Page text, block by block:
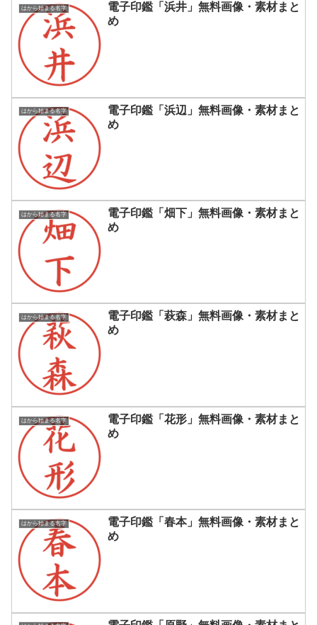
はから始まる名字
電子印鑑「浜井」無料画像・素材まと
め
はから始まる名字
電子印鑑「浜辺」無料画像・素材まと
め
はから始まる名字
電子印鑑「畑下」無料画像・素材まと
め
はから始まる名字
電子印鑑「萩森」無料画像・素材まと
め
はから始まる名字
電子印鑑「花形」無料画像・素材まと
め
はから始まる名字
電子印鑑「春本」無料画像・素材まと
め